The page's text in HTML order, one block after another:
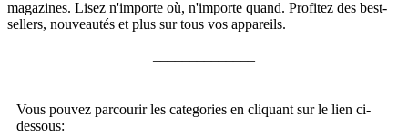
magazines. Lisez n'importe où, n'importe quand. Profitez des best-
sellers, nouveautés et plus sur tous vos appareils.
Vous pouvez parcourir les categories en cliquant sur le lien ci-
dessous: